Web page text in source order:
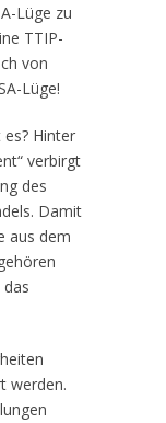
Lüge zu
TTIP-
von
Lüge!
Hinter
verbirgt
des
Damit
aus dem
werden.